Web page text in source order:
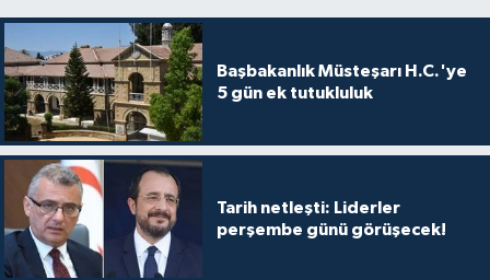
Başbakanlık Müsteşarı H.C.'ye
5 gün ek tutukluluk
Tarih netleşti: Liderler
perşembe günü görüşecek!